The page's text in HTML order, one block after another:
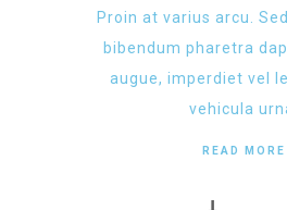
Proin at varius arcu.
bibendum pharetra
augue, imperdiet vel
vehicula
READ MORE